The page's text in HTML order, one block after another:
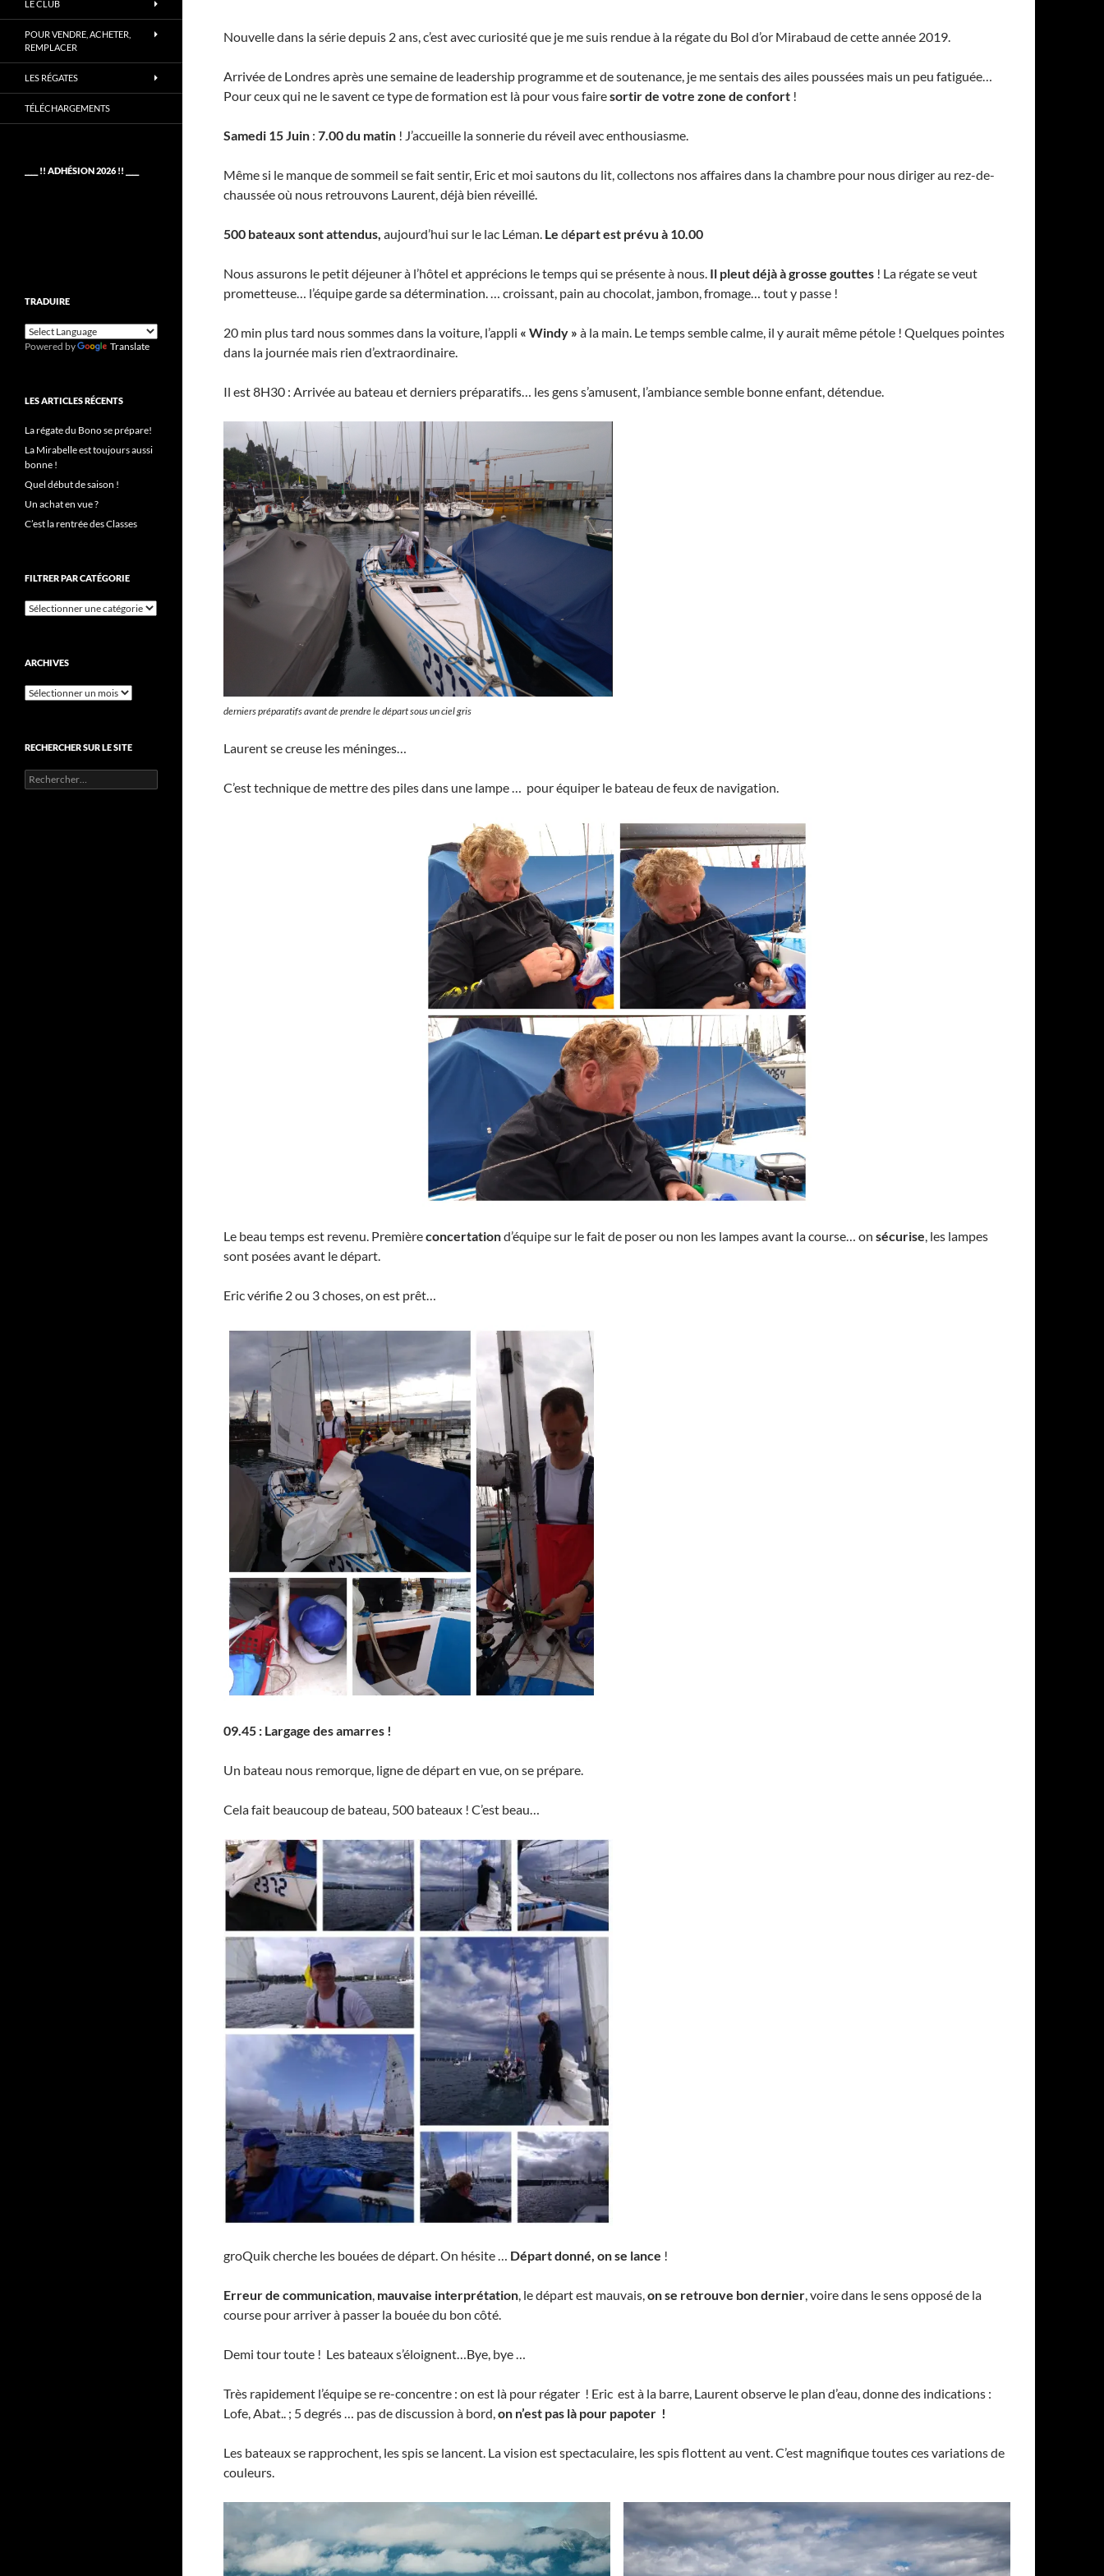
Nouvelle dans la série depuis 2 ans, c’est avec curiosité que je me suis rendue à la régate du Bol d’or Mirabaud de cette année 2019.
Arrivée de Londres après une semaine de leadership programme et de soutenance, je me sentais des ailes poussées mais un peu fatiguée…
Pour ceux qui ne le savent ce type de formation est là pour vous fairesortir de votre zone de confort !
Samedi 15 Juin : 7.00 du matin ! J’accueille la sonnerie du réveil avec enthousiasme.
Même si le manque de sommeil se fait sentir, Eric et moi sautons du lit, collectons nos affaires dans la chambre pour nous diriger au rez-de-
chaussée où nous retrouvons Laurent, déjà bien réveillé.
500 bateaux sont attendus, aujourd’hui sur le lac Léman. Le départ est prévu à 10.00
Nous assurons le petit déjeuner à l’hôtel et apprécions le temps qui se présente à nous. Il pleut déjà à grosse gouttes ! La régate se veut
prometteuse… l’équipe garde sa détermination. … croissant, pain au chocolat, jambon, fromage… tout y passe !
20 min plus tard nous sommes dans la voiture, l’appli « Windy » à la main. Le temps semble calme, il y aurait même pétole ! Quelques pointes
dans la journée mais rien d’extraordinaire.
Il est 8H30 : Arrivée au bateau et derniers préparatifs… les gens s’amusent, l’ambiance semble bonne enfant, détendue.
derniers préparatifs avant de prendre le départ sous un ciel gris
Laurent se creuse les méninges…
C’est technique de mettre des piles dans une lampe … pour équiper le bateau de feux de navigation.
Le beau temps est revenu. Premièreconcertationd’équipe sur le fait de poser ou non les lampes avant la course… on sécurise, les lampes
sont posées avant le départ.
Eric vérifie 2 ou 3 choses, on est prêt…
09.45 : Largage des amarres !
Un bateau nous remorque, ligne de départ en vue, on se prépare.
Cela fait beaucoup de bateau, 500 bateaux ! C’est beau…
groQuik cherche les bouées de départ. On hésite … Départ donné, on se lance !
Erreur de communication, mauvaise interprétation, le départ est mauvais,on se retrouve bon dernier, voire dans le sens opposé de la
course pour arriver à passer la bouée du bon côté.
Demi tour toute ! Les bateaux s’éloignent…Bye, bye …
Très rapidement l’équipe se re-concentre : on est là pour régater ! Eric est à la barre, Laurent observe le plan d’eau, donne des indications :
Lofe, Abat.. ; 5 degrés … pas de discussion à bord,on n’est pas là pour papoter !
Les bateaux se rapprochent, les spis se lancent. La vision est spectaculaire, les spis flottent au vent. C’est magnifique toutes ces variations de
couleurs.
LE CLUB
POUR VENDRE, ACHETER,
REMPLACER
LES RÉGATES
TÉLÉCHARGEMENTS
____ !! ADHÉSION 2026 !! ____
TRADUIRE
Powered by Translate
LES ARTICLES RÉCENTS
La régate du Bono se prépare!
La Mirabelle est toujours aussi
bonne !
Quel début de saison !
Un achat en vue ?
C’est la rentrée des Classes
FILTRER PAR CATÉGORIE
Filtrer
ARCHIVES
Archives
RECHERCHER SUR LE SITE
Rechercher :